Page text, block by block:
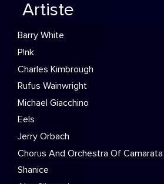
Artiste
Barry White
P!nk
Charles Kimbrough
Rufus Wainwright
Michael Giacchino
Eels
Jerry Orbach
Chorus And Orchestra Of Camarata
Shanice